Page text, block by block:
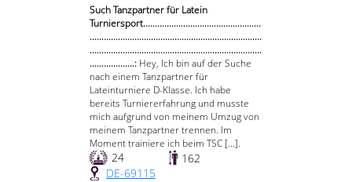
Such Tanzpartner für Latein
Turniersport..................................................
.........................................................................
.........................................................................
...................: Hey, Ich bin auf der Suche
nach einem Tanzpartner für
Lateinturniere D-Klasse. Ich habe
bereits Turniererfahrung und musste
mich aufgrund von meinem Umzug von
meinem Tanzpartner trennen. Im
Moment trainiere ich beim TSC [...].
24
162
DE-69115